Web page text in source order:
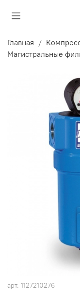
Главная
Магистральные
арт. 1127210276